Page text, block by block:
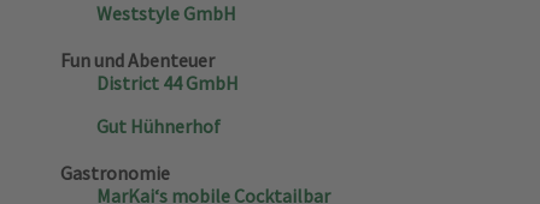
Weststyle GmbH
Fun und Abenteuer
District 44 GmbH
Gut Hühnerhof
Gastronomie
MarKai‘s mobile Cocktailbar